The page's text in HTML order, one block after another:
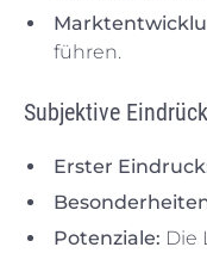
führen.
Subjektive
Erster
Potenziale: Die